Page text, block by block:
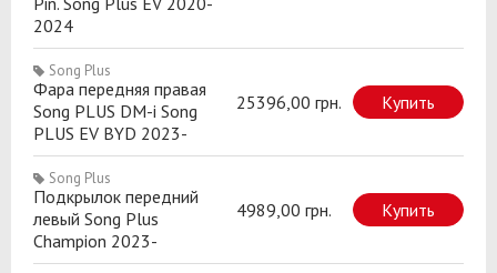
2024
Song Plus
Фара передняя правая
Song PLUS DM-i Song
PLUS EV BYD 2023-
25396,00 грн. Купить
Song Plus
Подкрылок передний
левый Song Plus
Champion 2023-
4989,00 грн. Купить